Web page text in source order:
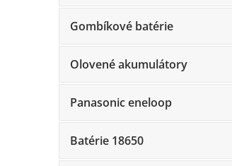
Gombíkové batérie
Olovené akumulátory
Panasonic eneloop
Batérie 18650